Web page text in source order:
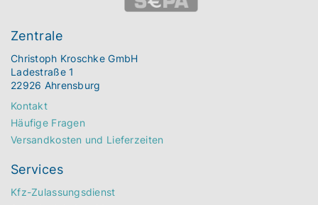
Zentrale
Christoph Kroschke GmbH
Ladestraße 1
22926 Ahrensburg
Kontakt
Häufige Fragen
Versandkosten und Lieferzeiten
Services
Kfz-Zulassungsdienst